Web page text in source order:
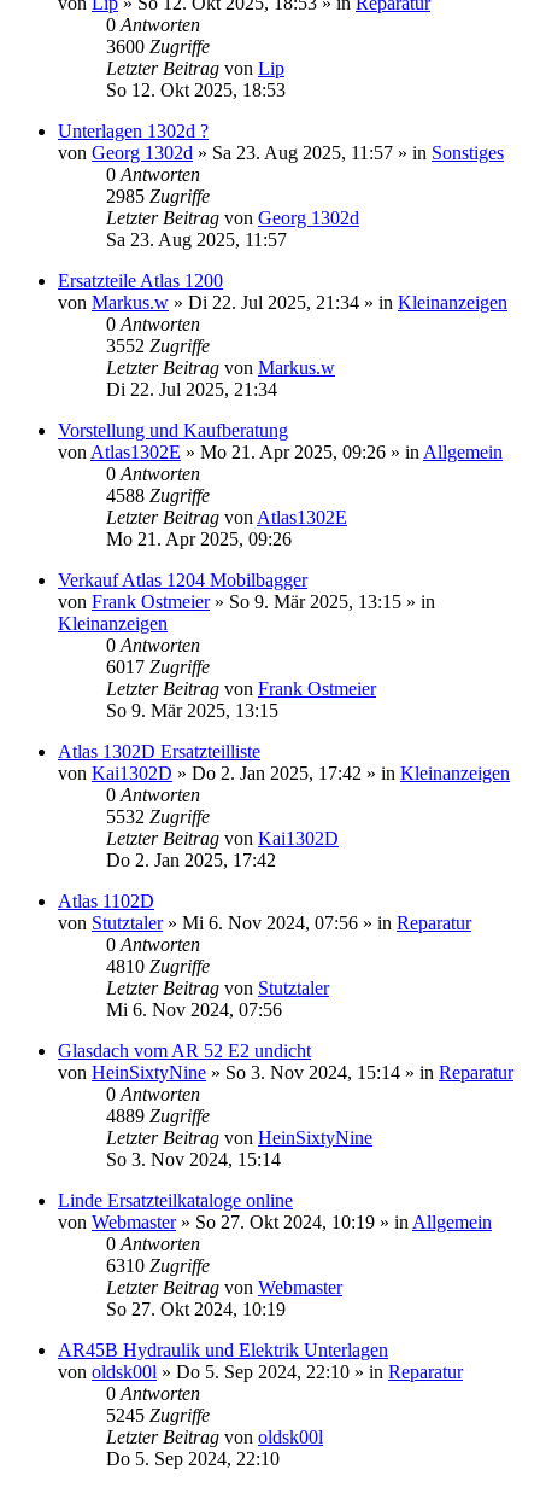
0 Antworten
3600 Zugriffe
Letzter Beitrag von Lip
So 12. Okt 2025, 18:53
Unterlagen 1302d ?
von Georg 1302d » Sa 23. Aug 2025, 11:57 » in Sonstiges
0 Antworten
2985 Zugriffe
Letzter Beitrag von Georg 1302d
Sa 23. Aug 2025, 11:57
Ersatzteile Atlas 1200
von Markus.w » Di 22. Jul 2025, 21:34 » in Kleinanzeigen
0 Antworten
3552 Zugriffe
Letzter Beitrag von Markus.w
Di 22. Jul 2025, 21:34
Vorstellung und Kaufberatung
von Atlas1302E » Mo 21. Apr 2025, 09:26 » in Allgemein
0 Antworten
4588 Zugriffe
Letzter Beitrag von Atlas1302E
Mo 21. Apr 2025, 09:26
Verkauf Atlas 1204 Mobilbagger
von Frank Ostmeier» So 9. Mär 2025, 13:15 » in
Kleinanzeigen
0 Antworten
6017 Zugriffe
Letzter Beitrag von Frank Ostmeier
So 9. Mär 2025, 13:15
Atlas 1302D Ersatzteilliste
von Kai1302D » Do 2. Jan 2025, 17:42 » in Kleinanzeigen
0 Antworten
5532 Zugriffe
Letzter Beitrag von Kai1302D
Do 2. Jan 2025, 17:42
Atlas 1102D
von Stutztaler» Mi 6. Nov 2024, 07:56 » in Reparatur
0 Antworten
4810 Zugriffe
Letzter Beitrag von Stutztaler
Mi 6. Nov 2024, 07:56
Glasdach vom AR 52 E2 undicht
von HeinSixtyNine » So 3. Nov 2024, 15:14 » in Reparatur
0 Antworten
4889 Zugriffe
Letzter Beitrag von HeinSixtyNine
So 3. Nov 2024, 15:14
Linde Ersatzteilkataloge online
von Webmaster» So 27. Okt 2024, 10:19 » in Allgemein
0 Antworten
6310 Zugriffe
Letzter Beitrag von Webmaster
So 27. Okt 2024, 10:19
AR45B Hydraulik und Elektrik Unterlagen
von oldsk00l » Do 5. Sep 2024, 22:10 » in Reparatur
0 Antworten
5245 Zugriffe
Letzter Beitrag von oldsk00l
Do 5. Sep 2024, 22:10